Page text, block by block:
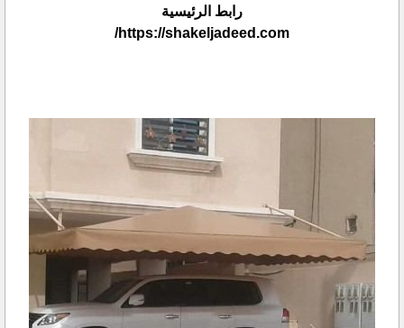
رابط الرئيسية
https://shakeljadeed.com/